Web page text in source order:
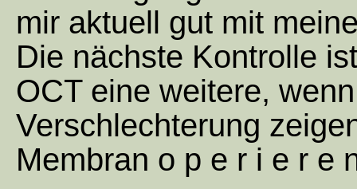
mir aktuell gut mit
Die nächste Kontrolle
OCT eine weitere,
Verschlechterung
Membran o p e r i e r e